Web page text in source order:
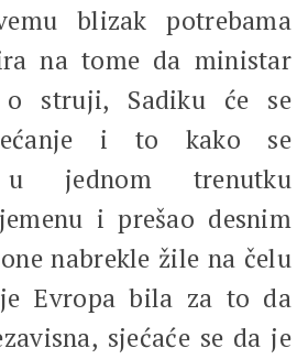
blizak potrebama
na tome da ministar
struji, Sadiku će se
i to kako se
u jednom trenutku
i prešao desnim
nabrekle žile na čelu
Evropa bila za to da
sjećaće se da je